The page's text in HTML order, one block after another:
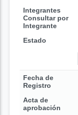
Integrantes
Consultar por
Integrante
Estado
Fecha de
Registro
Acta de
aprobación